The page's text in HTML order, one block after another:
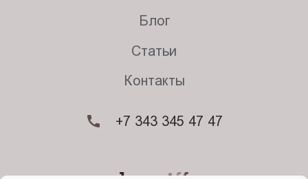
Блог
Статьи
Контакты
+7 343 345 47 47